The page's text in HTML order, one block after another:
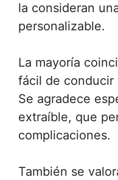
la consideran
personalizable.
La mayoría
fácil de conducir
Se agradece
extraíble, que
complicaciones.
También se